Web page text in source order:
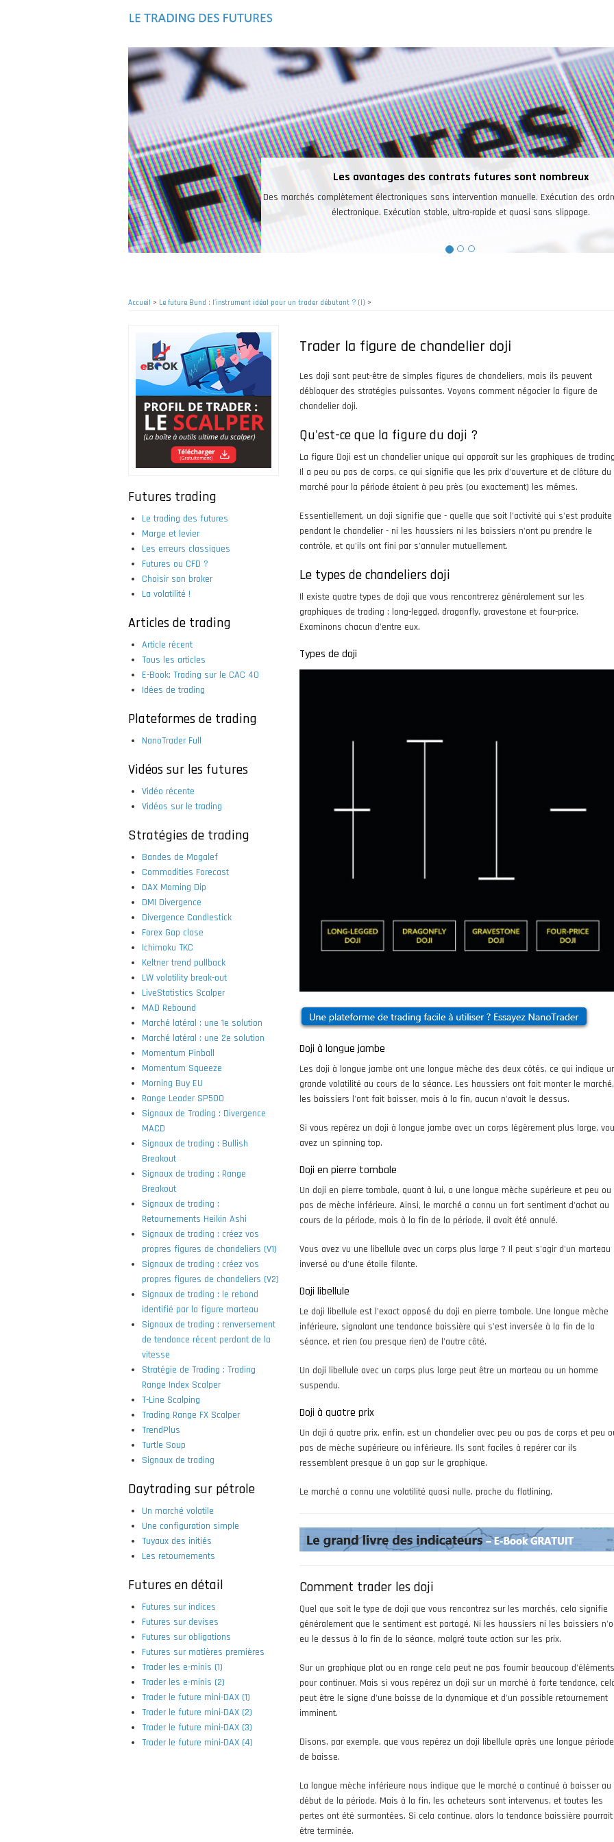
Une bonne raison pour trader les futures
Les investisseurs peuvent trader sur un seul et même compte les futures sur des
marchés ainsi que sur le pétrole, l’or, l’argent, le café, le cacao, les devises.
Accueil > Le future Bund : l'instrument idéal pour un trader débutant ? (I) >
Futures trading
Le trading des futures
Marge et levier
Les erreurs classiques
Futures ou CFD ?
Choisir son broker
La volatilité !
Articles de trading
Article récent
Tous les articles
E-Book: Trading sur le CAC 40
Idées de trading
Plateformes de trading
NanoTrader Full
Vidéos sur les futures
Vidéo récente
Vidéos sur le trading
Stratégies de trading
Bandes de Mogalef
Commodities Forecast
DAX Morning Dip
DMI Divergence
Divergence Candlestick
Forex Gap close
Ichimoku TKC
Keltner trend pullback
LW volatility break-out
LiveStatistics Scalper
MAD Rebound
Marché latéral : une 1e solution
Marché latéral : une 2e solution
Momentum Pinball
Momentum Squeeze
Morning Buy EU
Range Leader SP500
Signaux de Trading : Divergence
MACD
Signaux de trading : Bullish
Breakout
Signaux de trading : Range
Breakout
Signaux de trading :
Retournements Heikin Ashi
Signaux de trading : créez vos
propres figures de chandeliers (V1)
Signaux de trading : créez vos
propres figures de chandeliers (V2)
Signaux de trading : le rebond
identifié par la figure marteau
Signaux de trading : renversement
de tendance récent perdant de la
vitesse
Stratégie de Trading : Trading
Range Index Scalper
T-Line Scalping
Trading Range FX Scalper
TrendPlus
Turtle Soup
Signaux de trading
Daytrading sur pétrole
Un marché volatile
Une configuration simple
Tuyaux des initiés
Les retournements
Futures en détail
Futures sur indices
Futures sur devises
Futures sur obligations
Futures sur matières premières
Trader les e-minis (1)
Trader les e-minis (2)
Trader le future mini-DAX (1)
Trader le future mini-DAX (2)
Trader le future mini-DAX (3)
Trader le future mini-DAX (4)
Trader la figure de chandelier doji
Les doji sont peut-être de simples figures de chandeliers, mais ils peuvent
débloquer des stratégies puissantes. Voyons comment négocier la figure de
chandelier doji.
Qu'est-ce que la figure du doji ?
La figure Doji est un chandelier unique qui apparaît sur les graphiques de
Il a peu ou pas de corps, ce qui signifie que les prix d'ouverture et de clôture du
marché pour la période étaient à peu près (ou exactement) les mêmes.
Essentiellement, un doji signifie que - quelle que soit l'activité qui s'est produite
pendant le chandelier - ni les haussiers ni les baissiers n'ont pu prendre le
contrôle, et qu'ils ont fini par s'annuler mutuellement.
Le types de chandeliers doji
Il existe quatre types de doji que vous rencontrerez généralement sur les
graphiques de trading : long-legged, dragonfly, gravestone et four-price.
Examinons chacun d'entre eux.
Types de doji
Doji à longue jambe
Les doji à longue jambe ont une longue mèche des deux côtés, ce qui indique
grande volatilité au cours de la séance. Les haussiers ont fait monter le marché,
les baissiers l'ont fait baisser, mais à la fin, aucun n'avait le dessus.
Si vous repérez un doji à longue jambe avec un corps légèrement plus large,
avez un spinning top.
Doji en pierre tombale
Un doji en pierre tombale, quant à lui, a une longue mèche supérieure et peu ou
pas de mèche inférieure. Ainsi, le marché a connu un fort sentiment d'achat au
cours de la période, mais à la fin de la période, il avait été annulé.
Vous avez vu une libellule avec un corps plus large ? Il peut s'agir d'un marteau
inversé ou d'une étoile filante.
Doji libellule
Le doji libellule est l'exact opposé du doji en pierre tombale. Une longue mèche
inférieure, signalant une tendance baissière qui s'est inversée à la fin de la
séance, et rien (ou presque rien) de l'autre côté.
Un doji libellule avec un corps plus large peut être un marteau ou un homme
suspendu.
Doji à quatre prix
Un doji à quatre prix, enfin, est un chandelier avec peu ou pas de corps et peu
pas de mèche supérieure ou inférieure. Ils sont faciles à repérer car ils
ressemblent presque à un gap sur le graphique.
Le marché a connu une volatilité quasi nulle, proche du flatlining.
Comment trader les doji
Quel que soit le type de doji que vous rencontrez sur les marchés, cela signifie
généralement que le sentiment est partagé. Ni les haussiers ni les baissiers
eu le dessus à la fin de la séance, malgré toute action sur les prix.
Sur un graphique plat ou en range cela peut ne pas fournir beaucoup d'éléments
pour continuer. Mais si vous repérez un doji sur un marché à forte tendance,
peut être le signe d'une baisse de la dynamique et d'un possible retournement
imminent.
Disons, par exemple, que vous repérez un doji libellule après une longue période
de baisse.
La longue mèche inférieure nous indique que le marché a continué à baisser au
début de la période. Mais à la fin, les acheteurs sont intervenus, et toutes les
pertes ont été surmontées. Si cela continue, alors la tendance baissière pourrait
être terminée.